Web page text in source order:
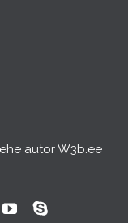
autorW3b.ee
 